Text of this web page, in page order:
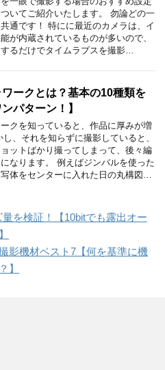
いてご紹介いたします。 勿論どの一
通です！ 特にに最近のカメラは、イ
が内蔵されているものが多いので、
るだけでタイムラプスを撮影…
ワークとは？基本の10種類を
パターン！】
クを知っていると、作品に厚みが増
し、それを知らずに撮影していると、
ットばかり撮ってしまって、後々編
なります。 例えばジンバルを使った
体をセンターに入れた日の丸構図…
を検証！【10bitでも露出オー
影機材ベスト7【何を基準に機
】